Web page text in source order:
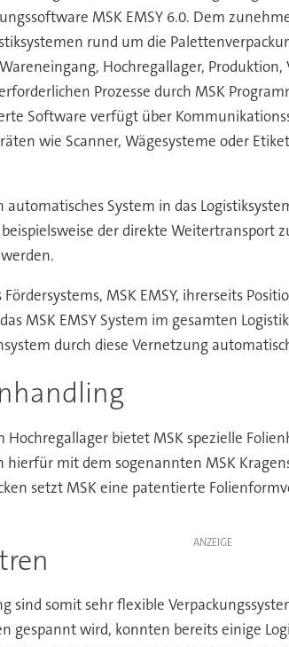
MSK EMSY 6.0. Dem
rund um die
Hochregallager, Produktion,
Prozesse durch MSK
Software verfügt über
wie Scanner, Wägesysteme oder
System in das
der direkte Weitertransport
MSK EMSY, ihrerseits
MSK EMSY System im gesamten
durch diese Vernetzung
bietet MSK spezielle
hierfür mit dem sogenannten MSK
setzt MSK eine patentierte
ANZEIGE
sind somit sehr flexible
gespannt wird, konnten bereits einige